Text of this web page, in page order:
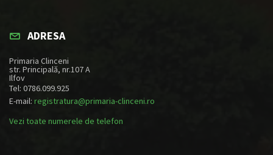
ADRESA
Primaria Clinceni
str. Principală, nr.107 A
Ilfov
Tel: 0786.099.925
E-mail: registratura@primaria-clinceni.ro
Vezi toate numerele de telefon